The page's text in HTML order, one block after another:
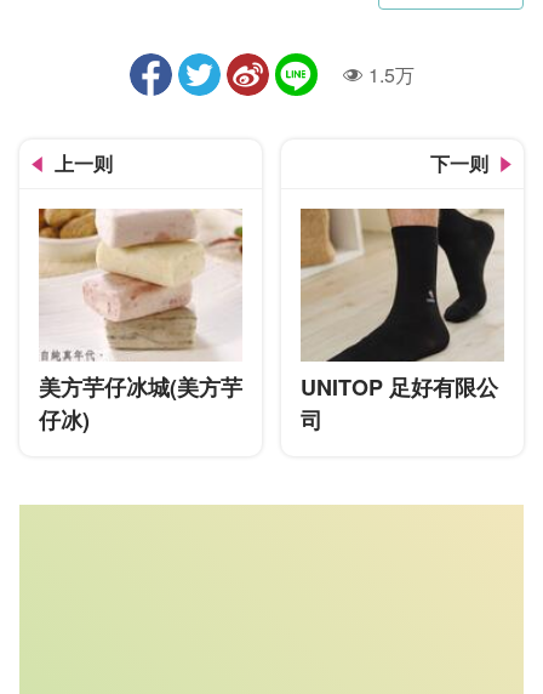
人气1.5万
上一则
美方芋仔冰城(美方芋
仔冰)
下一则
UNITOP 足好有限公
司